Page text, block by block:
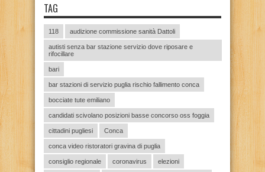
TAG
118 audizione commissione sanità Dattoli
autisti senza bar stazione servizio dove riposare e
rifocillare
bari
bar stazioni di servizio puglia rischio fallimento conca
bocciate tute emiliano
candidati scivolano posizioni basse concorso oss foggia
cittadini pugliesi Conca
conca video ristoratori gravina di puglia
consiglio regionale coronavirus elezioni